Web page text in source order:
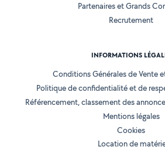
Partenaires et Grands
Recrutement
INFORMATIONS
Conditions Générales de Vente
Politique de confidentialité et de
Référencement, classement des
Mentions légales
Cookies
Location de